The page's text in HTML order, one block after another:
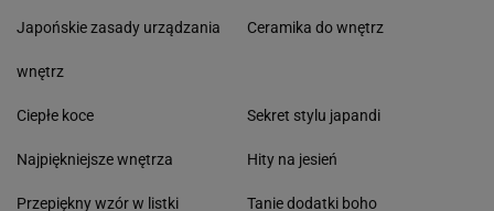
Japońskie zasady urządzania
wnętrz
Ceramika do wnętrz
Ciepłe koce
Najpiękniejsze wnętrza
Przepiękny wzór w listki
Sekret stylu japandi
Hity na jesień
Tanie dodatki boho